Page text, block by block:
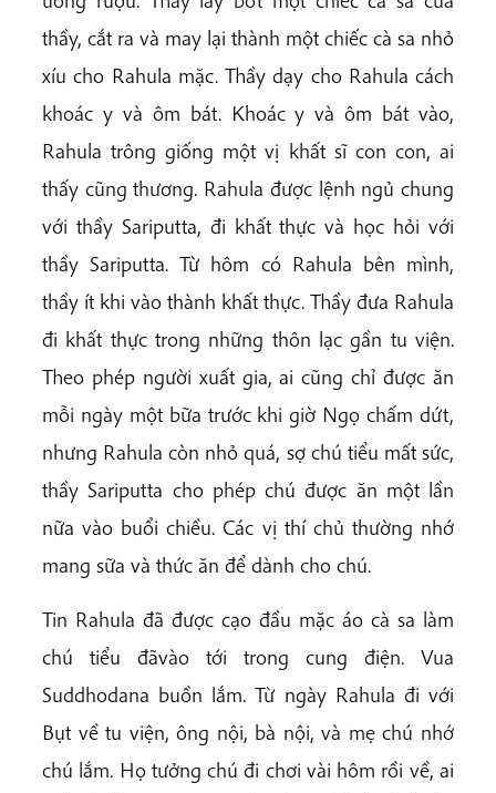
thầy, cắt ra và may lại thành một chiếc cà sa nhỏ
xíu cho Rahula mặc. Thầy dạy cho Rahula cách
khoác y và ôm bát. Khoác y và ôm bát vào,
Rahula trông giống một vị khất sĩ con con, ai
thấy cũng thương. Rahula được lệnh ngủ chung
với thầy Sariputta, đi khất thực và học hỏi với
thầy Sariputta. Từ hôm có Rahula bên mình,
thầy ít khi vào thành khất thực. Thầy đưa Rahula
đi khất thực trong những thôn lạc gần tu viện.
Theo phép người xuất gia, ai cũng chỉ được ăn
mỗi ngày một bữa trước khi giờ Ngọ chấm dứt,
nhưng Rahula còn nhỏ quá, sợ chú tiểu mất sức,
thầy Sariputta cho phép chú được ăn một lần
nữa vào buổi chiều. Các vị thí chủ thường nhớ
mang sữa và thức ăn để dành cho chú.
Tin Rahula đã được cạo đầu mặc áo cà sa làm
chú tiểu đãvào tới trong cung điện. Vua
Suddhodana buồn lắm. Từ ngày Rahula đi với
Bụt về tu viện, ông nội, bà nội, và mẹ chú nhớ
chú lắm. Họ tưởng chú đi chơi vài hôm rồi về, ai